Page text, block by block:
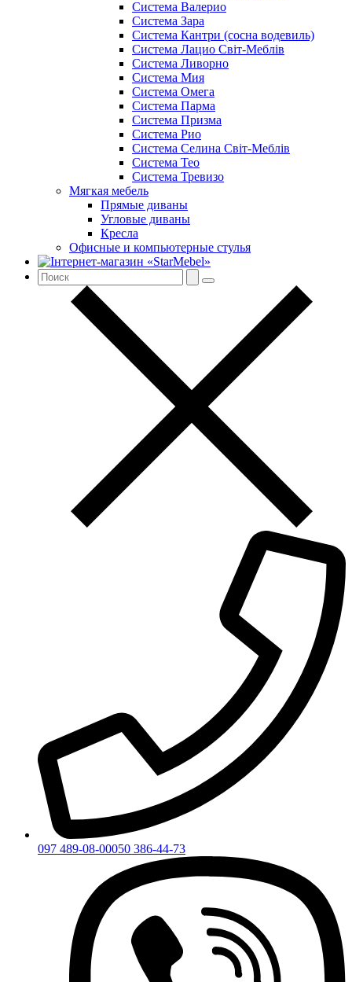
Система Валерио
Система Зара
Система Кантри (сосна водевиль)
Система Лацио Світ-Меблів
Система Ливорно
Система Мия
Система Омега
Система Парма
Система Призма
Система Рио
Система Селина Світ-Меблів
Система Тео
Система Тревизо
Мягкая мебель
Прямые диваны
Угловые диваны
Кресла
Офисные и компьютерные стулья
097 489-08-00050 386-44-73